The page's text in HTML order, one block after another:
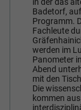
Badetorf,
Programm.
Fachleute
werden im
Panometer
Abend
mit den
Die
kommen